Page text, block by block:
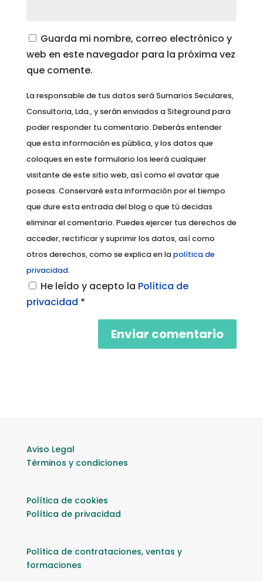
Guarda mi nombre, correo electrónico y
web en este navegador para la próxima vez
que comente.
La responsable de tus datos será Sumarios Seculares,
Consultoria, Lda., y serán enviados a Siteground para
poder responder tu comentario. Deberás entender
que esta información es pública, y los datos que
coloques en este formulario los leerá cualquier
visitante de este sitio web, así como el avatar que
poseas. Conservaré esta información por el tiempo
que dure esta entrada del blog o que tú decidas
eliminar el comentario. Puedes ejercer tus derechos de
acceder, rectificar y suprimir los datos, así como
otros derechos, como se explica en lapolítica de
privacidad.
He leído y acepto la Política de
privacidad *
Aviso Legal
Términos y condiciones
Política de cookies
Política de privacidad
Política de contrataciones, ventas y
formaciones